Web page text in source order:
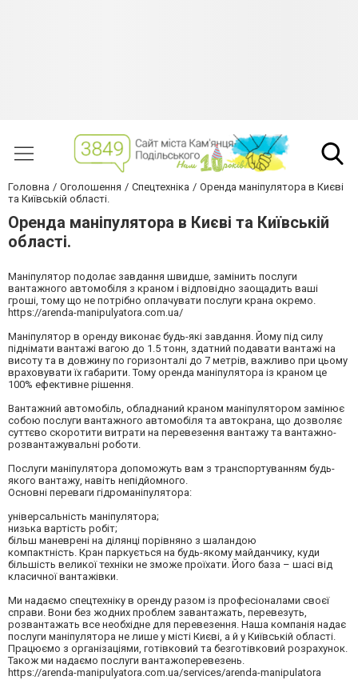
Головна Оголошення Спецтехніка
Оренда маніпулятора в Києві
та Київській області.
Оренда маніпулятора в Києві та Київській
області.
Маніпулятор подолає завдання швидше, замінить послуги
вантажного автомобіля з краном і відповідно заощадить ваші
гроші, тому що не потрібно оплачувати послуги крана окремо.
https://arenda-manipulyatora.com.ua/
Маніпулятор в оренду виконає будь-які завдання. Йому під силу
піднімати вантажі вагою до 1.5 тонн, здатний подавати вантажі на
висоту та в довжину по горизонталі до 7 метрів, важливо при цьому
враховувати їх габарити. Тому оренда маніпулятора із краном це
100% ефективне рішення.
Вантажний автомобіль, обладнаний краном маніпулятором замінює
собою послуги вантажного автомобіля та автокрана, що дозволяє
суттєво скоротити витрати на перевезення вантажу та вантажно-
розвантажувальні роботи.
Послуги маніпулятора допоможуть вам з транспортуванням будь-
якого вантажу, навіть непідйомного.
Основні переваги гідроманіпулятора:
універсальність маніпулятора;
низька вартість робіт;
більш маневрені на ділянці порівняно з шаландою
компактність. Кран паркується на будь-якому майданчику, куди
більшість великої техніки не зможе проїхати. Його база – шасі від
класичної вантажівки.
Ми надаємо спецтехніку в оренду разом із професіоналами своєї
справи. Вони без жодних проблем завантажать, перевезуть,
розвантажать все необхідне для перевезення. Наша компанія надає
послуги маніпулятора не лише у місті Києві, а й у Київській області.
Працюємо з організаціями, готівковий та безготівковий розрахунок.
Також ми надаємо послуги вантажоперевезень.
https://arenda-manipulyatora.com.ua/services/arenda-manipulatora